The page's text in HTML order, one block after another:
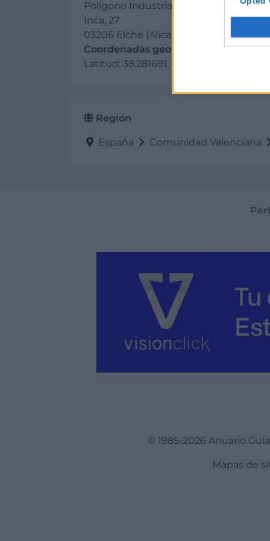
Polígono Industrial Carrús
Inca, 27
03206 Elche (Alicante)
Coordenadas geográficas:
Latitud: 38.281691, longitud: -0.716862
Región
España Comunidad Valenciana
© 1985-2026 Anuario Guía
Mapas de